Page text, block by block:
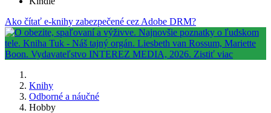
Ako čítať e-knihy zabezpečené cez Adobe DRM?
Knihy
Odborné a náučné
Hobby